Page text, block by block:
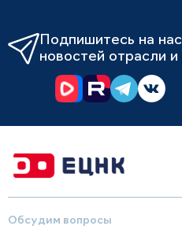
Подпишитесь на
новостей отрасли
Обсудим вопросы